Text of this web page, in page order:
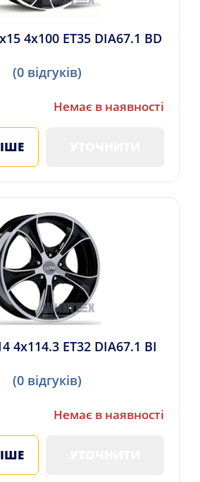
4x100 ET35 DIA67.1 BD
(0 відгуків)
Немає в наявності
4x114.3 ET32 DIA67.1 BI
(0 відгуків)
Немає в наявності